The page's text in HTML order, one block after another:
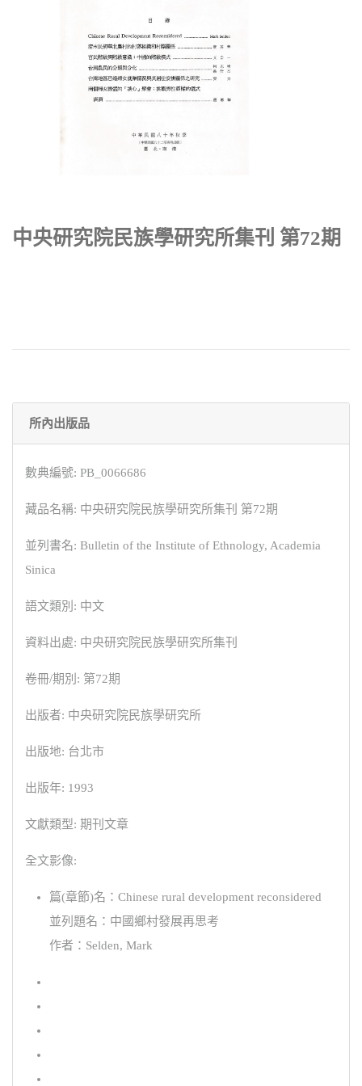
中央研究院民族學研究所集刊 第72期
所內出版品
數典編號: PB_0066686
藏品名稱: 中央研究院民族學研究所集刊 第72期
並列書名: Bulletin of the Institute of Ethnology, Academia
Sinica
語文類別: 中文
資料出處: 中央研究院民族學研究所集刊
卷冊/期別: 第72期
出版者: 中央研究院民族學研究所
出版地: 台北市
出版年: 1993
文獻類型: 期刊文章
全文影像:
篇(章節)名：Chinese rural development reconsidered
並列題名：中國鄉村發展再思考
作者：Selden, Mark